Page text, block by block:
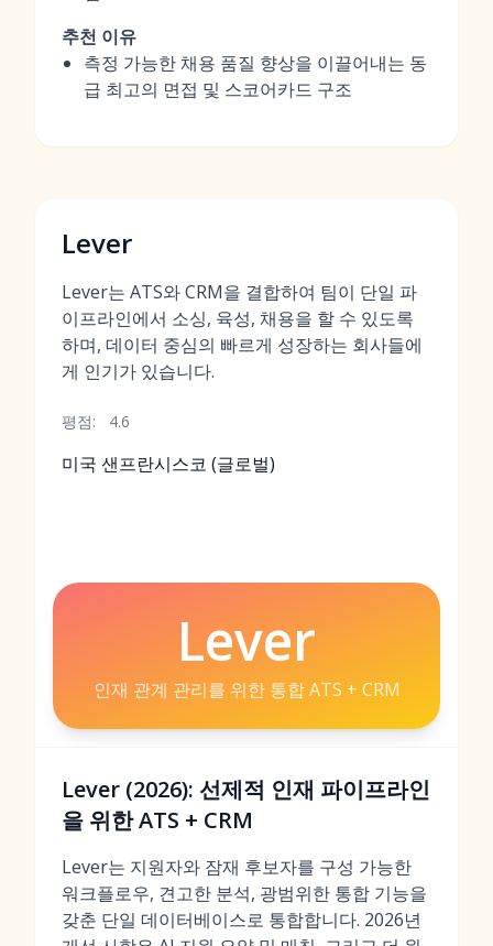
추천 이유
측정 가능한 채용 품질 향상을 이끌어내는 동
급 최고의 면접 및 스코어카드 구조
Lever
Lever는 ATS와 CRM을 결합하여 팀이 단일 파
이프라인에서 소싱, 육성, 채용을 할 수 있도록
하며, 데이터 중심의 빠르게 성장하는 회사들에
게 인기가 있습니다.
평점: 4.6
미국 샌프란시스코 (글로벌)
Lever
인재 관계 관리를 위한 통합 ATS + CRM
Lever (2026): 선제적 인재 파이프라인
을 위한 ATS + CRM
Lever는 지원자와 잠재 후보자를 구성 가능한
워크플로우, 견고한 분석, 광범위한 통합 기능을
갖춘 단일 데이터베이스로 통합합니다. 2026년